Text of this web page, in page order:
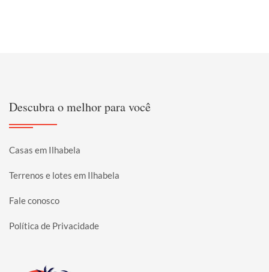
Descubra o melhor para você
Casas em Ilhabela
Terrenos e lotes em Ilhabela
Fale conosco
Política de Privacidade